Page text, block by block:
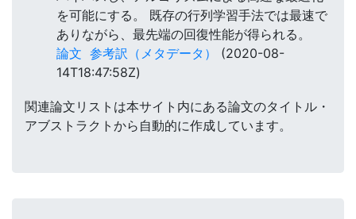
を可能にする。 既存の行列学習手法では最速で
ありながら、最先端の回復性能が得られる。
論文 参考訳（メタデータ）
(2020-08-
14T18:47:58Z)
関連論文リストは本サイト内にある論文のタイトル・
アブストラクトから自動的に作成しています。